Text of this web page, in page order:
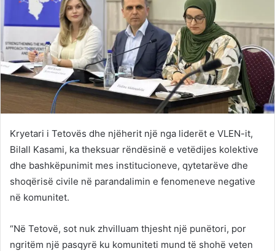
Kryetari i Tetovës dhe njëherit një nga liderët e VLEN-it,
Bilall Kasami, ka theksuar rëndësinë e vetëdijes kolektive
dhe bashkëpunimit mes institucioneve, qytetarëve dhe
shoqërisë civile në parandalimin e fenomeneve negative
në komunitet.
“Në Tetovë, sot nuk zhvilluam thjesht një punëtori, por
ngritëm një pasqyrë ku komuniteti mund të shohë veten